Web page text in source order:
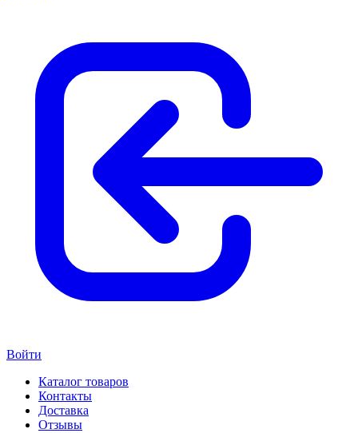
Войти
Каталог товаров
Контакты
Доставка
Отзывы